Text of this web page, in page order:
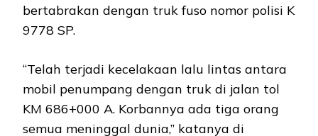
bertabrakan dengan truk fuso nomor polisi K
9778 SP.
“Telah terjadi kecelakaan lalu lintas antara
mobil penumpang dengan truk di jalan tol
KM 686+000 A. Korbannya ada tiga orang
semua meninggal dunia,” katanya di